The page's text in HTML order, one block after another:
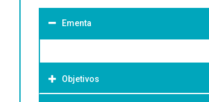
Ementa
Objetivos